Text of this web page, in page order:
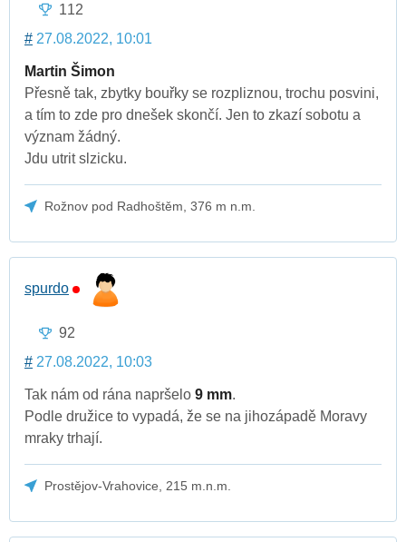
112
# 27.08.2022, 10:01
Martin Šimon
Přesně tak, zbytky bouřky se rozpliznou, trochu posvini,
a tím to zde pro dnešek skončí. Jen to zkazí sobotu a
význam žádný.
Jdu utrit slzicku.
Rožnov pod Radhoštěm, 376 m n.m.
spurdo
92
# 27.08.2022, 10:03
Tak nám od rána napršelo 9 mm.
Podle družice to vypadá, že se na jihozápadě Moravy
mraky trhají.
Prostějov-Vrahovice, 215 m.n.m.